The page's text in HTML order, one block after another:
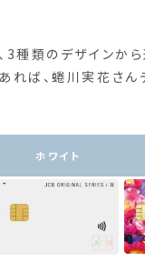
種類のデザインから
れば、蜷川実花さん
ホワイト